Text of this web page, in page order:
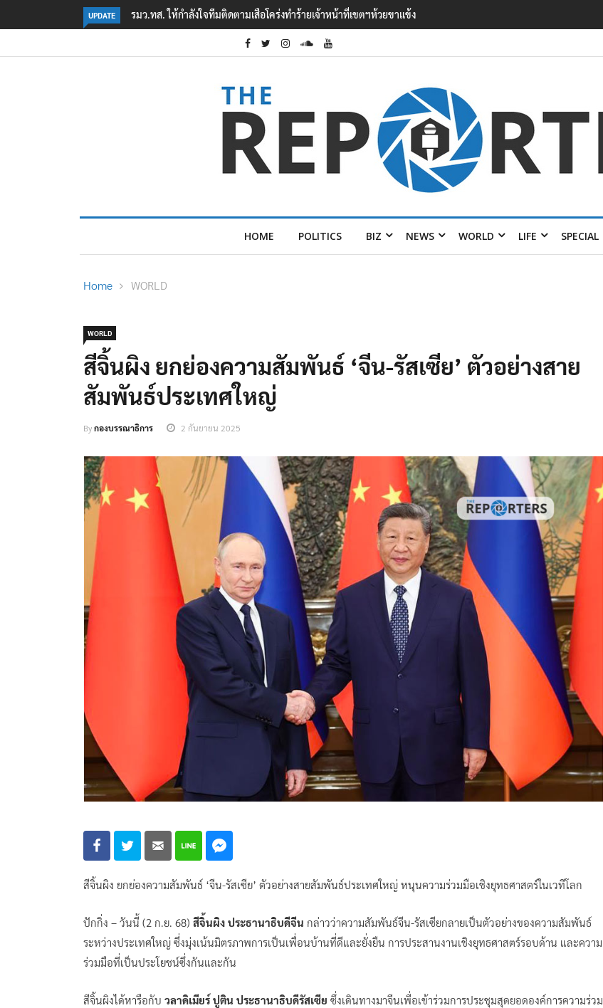
UPDATE ‘ภาคประชาสังคม’ รวมตัวคัดค้าน ‘มิน ออง ไลง์’ เยือนไทย ขึงป้าย ‘ไม่ต้อนรับอาชญากร’
HOME POLITICS BIZ NEWS WORLD LIFE SPECIAL
Home WORLD
WORLD
สีจิ้นผิง ยกย่องความสัมพันธ์ ‘จีน-รัสเซีย’ ตัวอย่างสาย
สัมพันธ์ประเทศใหญ่
Byกองบรรณาธิการ 2 กันยายน 2025
สีจิ้นผิง ยกย่องความสัมพันธ์ ‘จีน-รัสเซีย’ ตัวอย่างสายสัมพันธ์ประเทศใหญ่ หนุนความร่วมมือเชิงยุทธศาสตร์ในเวทีโลก
ปักกิ่ง – วันนี้ (2 ก.ย. 68) สีจิ้นผิง ประธานาธิบดีจีน กล่าวว่าความสัมพันธ์จีน-รัสเซียกลายเป็นตัวอย่างของความสัมพันธ์
ระหว่างประเทศใหญ่ ซึ่งมุ่งเน้นมิตรภาพการเป็นเพื่อนบ้านที่ดีและยั่งยืน การประสานงานเชิงยุทธศาสตร์รอบด้าน และความ
ร่วมมือที่เป็นประโยชน์ซึ่งกันและกัน
สีจิ้นผิงได้หารือกับ วลาดิเมียร์ ปูติน ประธานาธิบดีรัสเซีย ซึ่งเดินทางมาจีนเพื่อเข้าร่วมการประชุมสุดยอดองค์การความร่วม